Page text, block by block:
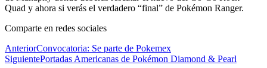
Quad y ahora si verás el verdadero “final” de Pokémon Ranger.
Comparte en redes sociales
AnteriorConvocatoria: Se parte de Pokemex
SiguientePortadas Americanas de Pokémon Diamond & Pearl